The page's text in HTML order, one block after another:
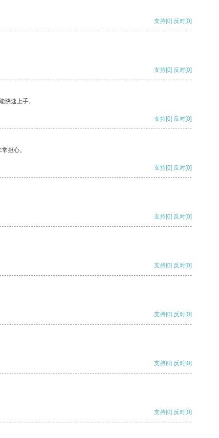
支持[0] 反对[0]
支持[0] 反对[0]
快速上手。
支持[0] 反对[0]
担心。
支持[0] 反对[0]
支持[0] 反对[0]
支持[0] 反对[0]
支持[0] 反对[0]
支持[0] 反对[0]
支持[0] 反对[0]